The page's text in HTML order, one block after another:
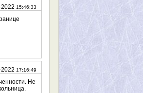
15:46:33
17:16:49
Не